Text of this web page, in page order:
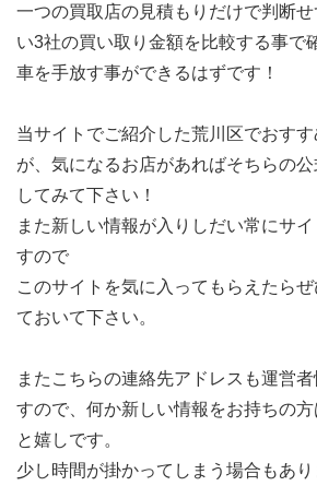
一つの買取店の見積もりだけで判断
い3社の買い取り金額を比較する事で
車を手放す事ができるはずです！
当サイトでご紹介した荒川区でおす
が、気になるお店があればそちらの
してみて下さい！
また新しい情報が入りしだい常にサ
すので
このサイトを気に入ってもらえたら
ておいて下さい。
またこちらの連絡先アドレスも運営
すので、何か新しい情報をお持ちの
と嬉しです。
少し時間が掛かってしまう場合もあ